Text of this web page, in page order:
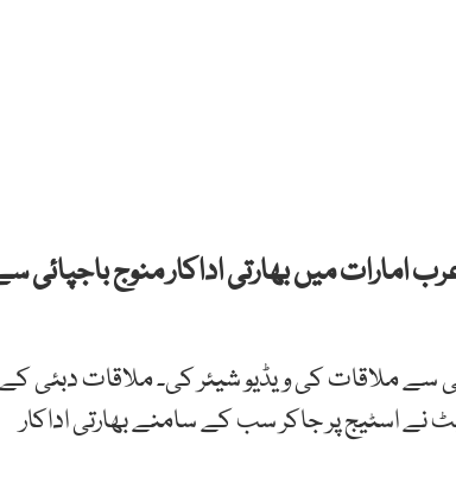
امارات میں بھارتی اداکار منوج باجپائی
سے ملاقات کی ویڈیو شیئر کی۔ ملاقات دبئی
اسٹیج پر جاکر سب کے سامنے بھارتی اداکار